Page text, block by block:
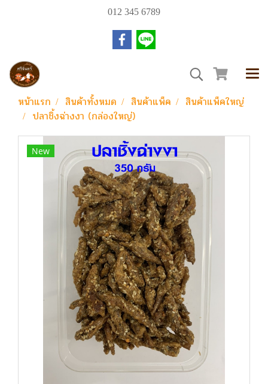
012 345 6789
หน้าแรก สินค้าทั้งหมด สินค้าแพ็ค
สินค้าแพ็คใหญ่
ปลาชิ้งฉ่างงา (กล่องใหญ่)
New